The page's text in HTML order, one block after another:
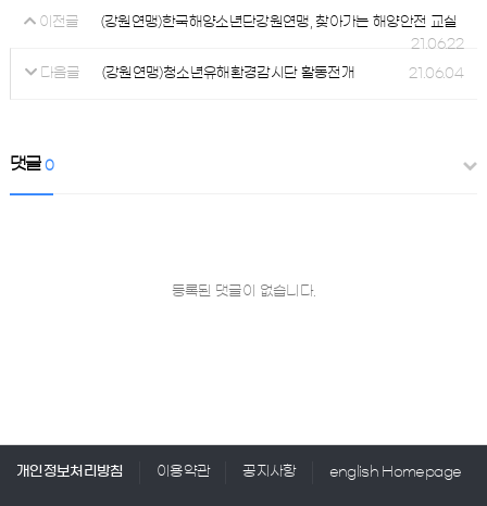
이전글
(강원연맹)한국해양소년단강원연맹, 찾아가는 해양안전 교실
21.06.22
다음글 (강원연맹)청소년유해환경감시단 활동전개 21.06.04
댓글0
등록된 댓글이 없습니다.
개인정보처리방침 이용약관 공지사항 english Homepage